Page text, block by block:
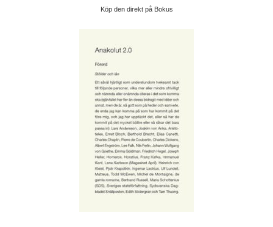
Köp den direkt på Bokus